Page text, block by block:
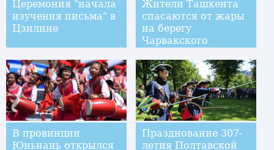
Церемония "начала
изучения письма" в
Цзилине
Жители Ташкента
спасаются от жары
на берегу
Чарвакского
В провинции
Юньнань открылся
Празднование 307-
летия Полтавской